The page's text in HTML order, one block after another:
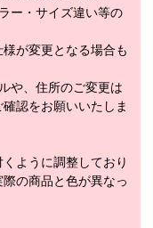
する複数ショッピ
す。
ご注文のタイミン
場合があります。
めご了承願いま
ー・サイズ違い等の
が変更となる場合も
や、住所のご変更は
認をお願いいたしま
ように調整しており
の商品と色が異なっ